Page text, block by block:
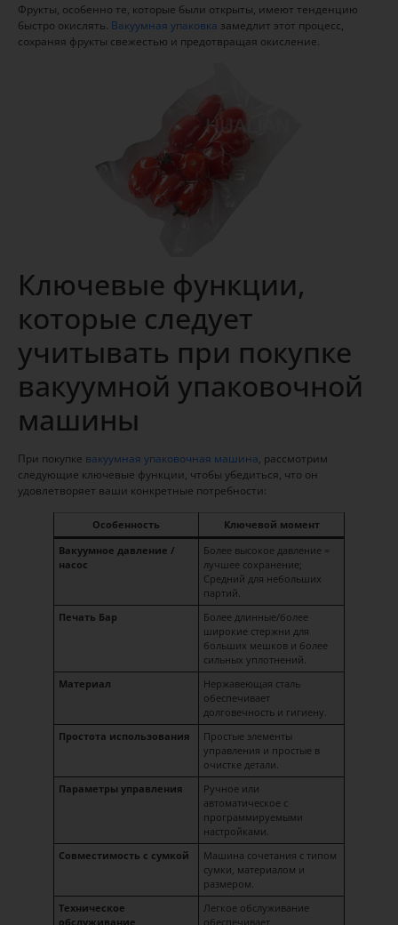
Фрукты, особенно те, которые были открыты, имеют тенденцию
быстро окислять. Вакуумная упаковка замедлит этот процесс,
сохраняя фрукты свежестью и предотвращая окисление.
Ключевые функции,
которые следует
учитывать при покупке
вакуумной упаковочной
машины
При покупке вакуумная упаковочная машина, рассмотрим
следующие ключевые функции, чтобы убедиться, что он
удовлетворяет ваши конкретные потребности:
Особенность
Ключевой момент
Вакуумное давление /
насос
Более высокое давление =
лучшее сохранение;
Средний для небольших
партий.
Печать Бар
Более длинные/более
широкие стержни для
больших мешков и более
сильных уплотнений.
Материал
Нержавеющая сталь
обеспечивает
долговечность и гигиену.
Простота использования
Простые элементы
управления и простые в
очистке детали.
Параметры управления
Ручное или
автоматическое с
программируемыми
настройками.
Совместимость с сумкой
Машина сочетания с типом
сумки, материалом и
размером.
Техническое
обслуживание
Легкое обслуживание
обеспечивает